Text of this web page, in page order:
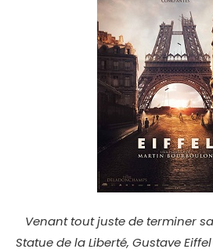
Venant tout juste de terminer
Statue de la Liberté, Gustave